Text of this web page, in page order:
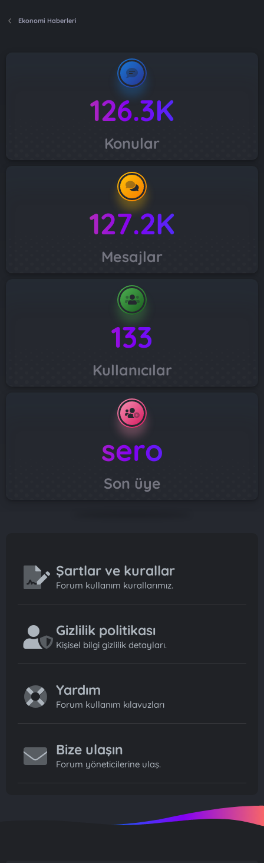
Ekonomi Haberleri
126.3K
Konular
127.2K
Mesajlar
133
Kullanıcılar
sero
Son üye
Şartlar ve kurallar
Forum kullanım kurallarımız.
Gizlilik politikası
Kişisel bilgi gizlilik detayları.
Yardım
Forum kullanım kılavuzları
Bize ulaşın
Forum yöneticilerine ulaş.